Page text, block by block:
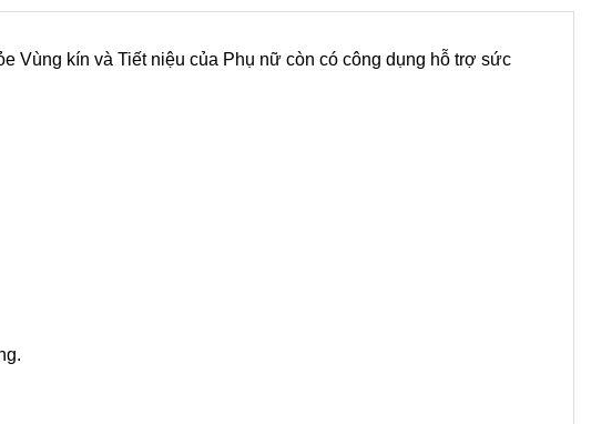
Vùng kín và Tiết niệu của Phụ nữ còn có công dụng hỗ trợ sức